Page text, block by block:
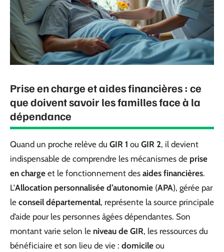
Prise en charge et aides financières : ce
que doivent savoir les familles face à la
dépendance
Quand un proche relève du GIR 1 ou GIR 2, il devient
indispensable de comprendre les mécanismes de prise
en charge et le fonctionnement des aides financières.
L’Allocation personnalisée d’autonomie (APA), gérée par
le conseil départemental, représente la source principale
d’aide pour les personnes âgées dépendantes. Son
montant varie selon le niveau de GIR, les ressources du
bénéficiaire et son lieu de vie : domicile ou